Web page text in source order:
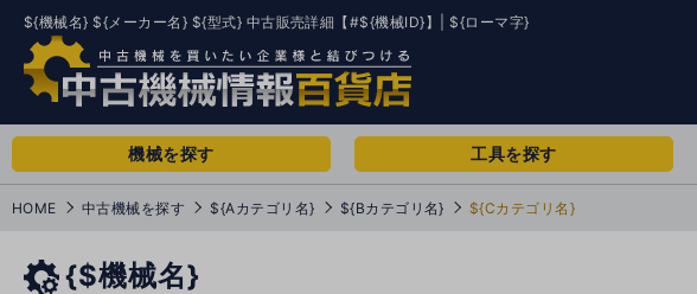
${機械名} ${メーカー名} ${型式} 中古販売詳細【#${機械ID}】| ${ローマ字}
機械を探す 工具を探す
HOME 中古機械を探す ${Aカテゴリ名} ${Bカテゴリ名} ${Cカテゴリ名}
{$機械名}